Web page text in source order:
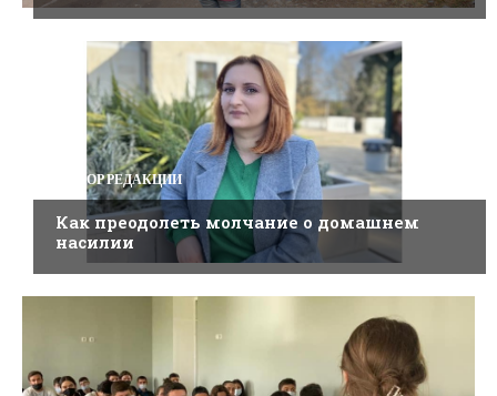
ВЫБОР РЕДАКЦИИ
Как преодолеть молчание о домашнем
насилии